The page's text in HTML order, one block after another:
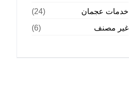
خدمات عجمان
(24)
غير مصنف
(6)